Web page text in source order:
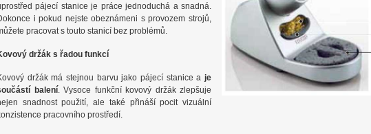
pájecí stanice je práce jednoduchá a snadná.
i pokud nejste obeznámeni s provozem strojů,
pracovat s touto stanicí bez problémů.
držák s řadou funkcí
držák má stejnou barvu jako pájecí stanice a je
balení. Vysoce funkční kovový držák zlepšuje
snadnost použití, ale také přináší pocit vizuální
pracovního prostředí.